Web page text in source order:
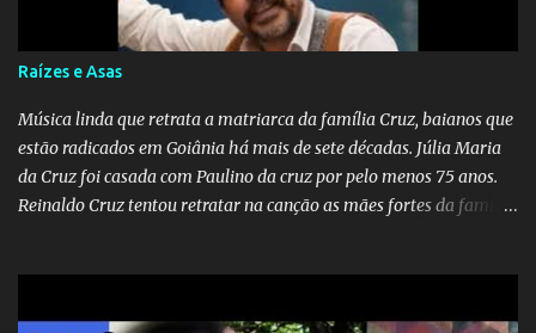
persistência do afeto através do tempo e do espaço. YouTube
YouTube YouTube
Raízes e Asas
Música linda que retrata a matriarca da família Cruz, baianos que
estão radicados em Goiânia há mais de sete décadas. Júlia Maria
da Cruz foi casada com Paulino da cruz por pelo menos 75 anos.
Reinaldo Cruz tentou retratar na canção as mães fortes da família